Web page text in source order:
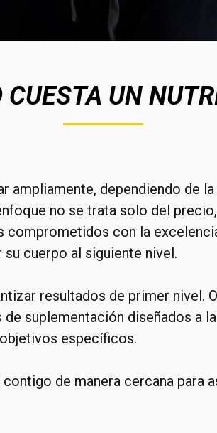
UN
ampliamente, dependiendo de
no se trata solo del
con la
cuerpo al siguiente nivel.
resultados de primer nivel.
suplementación diseñados a
específicos.
de manera cercana para